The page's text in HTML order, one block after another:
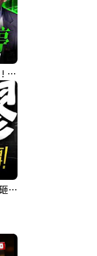
【嚇死人】我買了一檔股票後馬上跌停 ! 超神反轉，結局令人傻眼 !｜ Mr.永年 李｜ 盤後講股 Mr.永年 李 2026 / 08 / 07
【出事啦】美國淪小偷！？聯手日本狂砸50億幹荒謬事！美元急殺黃金噴發，外資準備血洗台股！？｜ Mr.永年 李｜ 盤後講股 Mr.永年 李 2026 / 08 / 06